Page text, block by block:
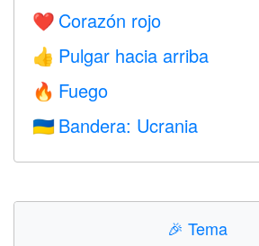
❤️ Corazón rojo
👍 Pulgar hacia arriba
🔥 Fuego
🇺🇦 Bandera: Ucrania
🎉 Tema